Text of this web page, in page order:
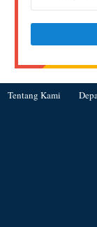
Tentang Kami